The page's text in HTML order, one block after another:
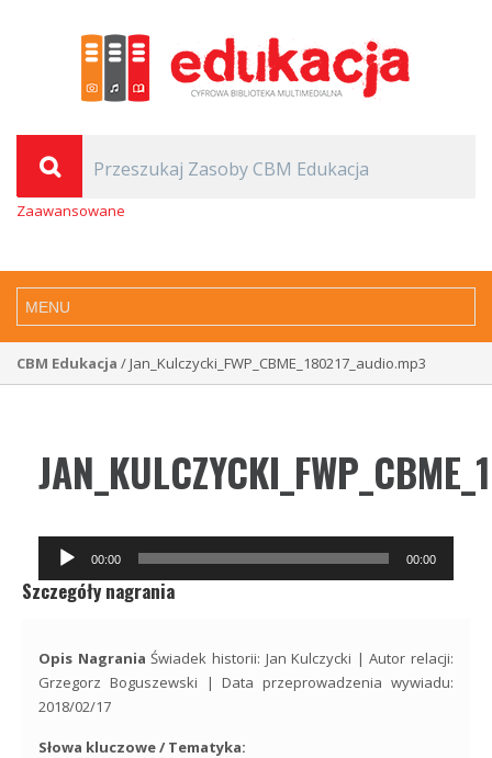
Zaawansowane
CBM Edukacja / Jan_Kulczycki_FWP_CBME_180217_audio.mp3
Odtwarzacz
plików
dźwiękowych
00:00 00:00
Szczegóły nagrania
Opis Nagrania Świadek historii: Jan Kulczycki | Autor relacji:
Grzegorz Boguszewski | Data przeprowadzenia wywiadu:
2018/02/17
Słowa kluczowe / Tematyka: